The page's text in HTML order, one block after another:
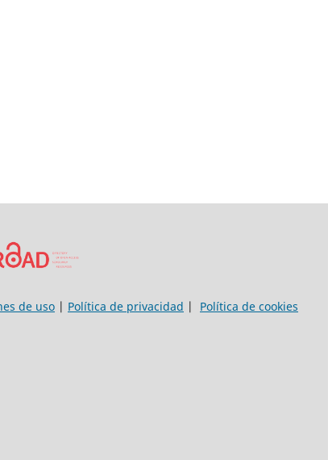
de uso | Política de privacidad | Política de cookies